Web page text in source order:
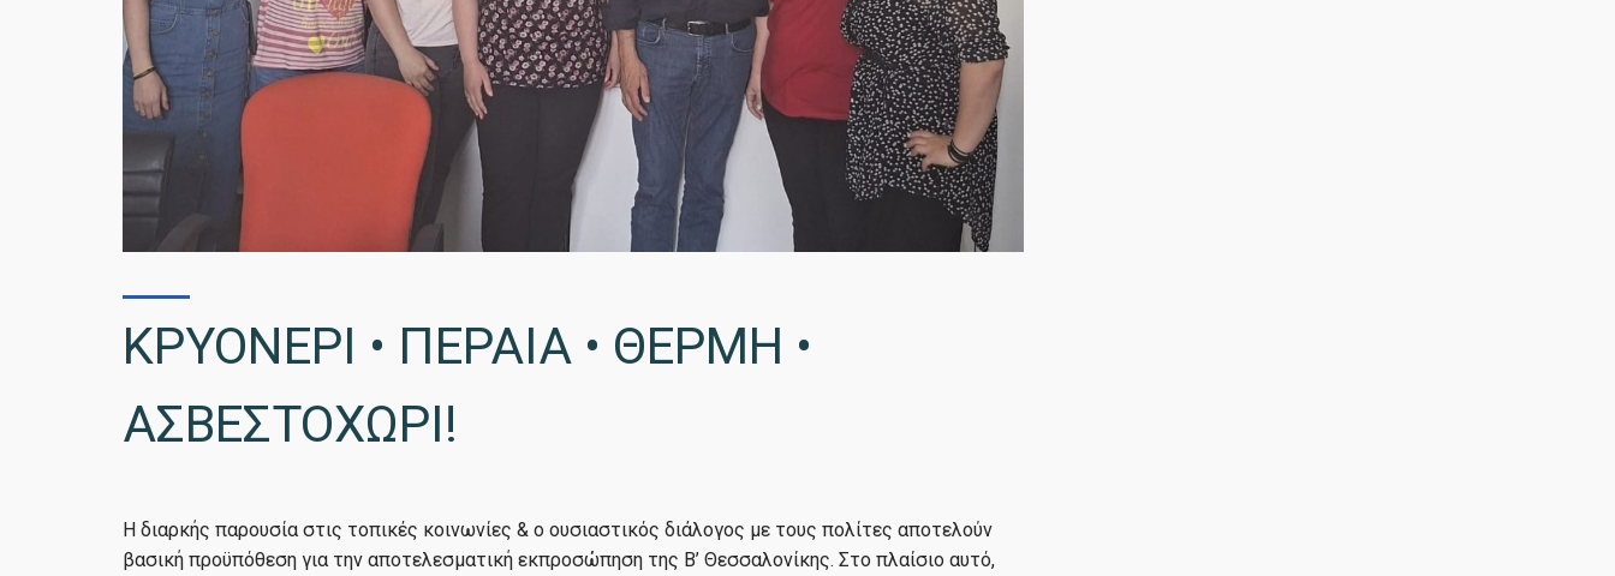
ΚΡΥΟΝΕΡΙ • ΠΕΡΑΙΑ • ΘΕΡΜΗ •
ΑΣΒΕΣΤΟΧΩΡΙ!
Η διαρκής παρουσία στις τοπικές κοινωνίες & ο ουσιαστικός διάλογος με τους πολίτες αποτελούν
βασική προϋπόθεση για την αποτελεσματική εκπροσώπηση της Β’ Θεσσαλονίκης. Στο πλαίσιο αυτό,